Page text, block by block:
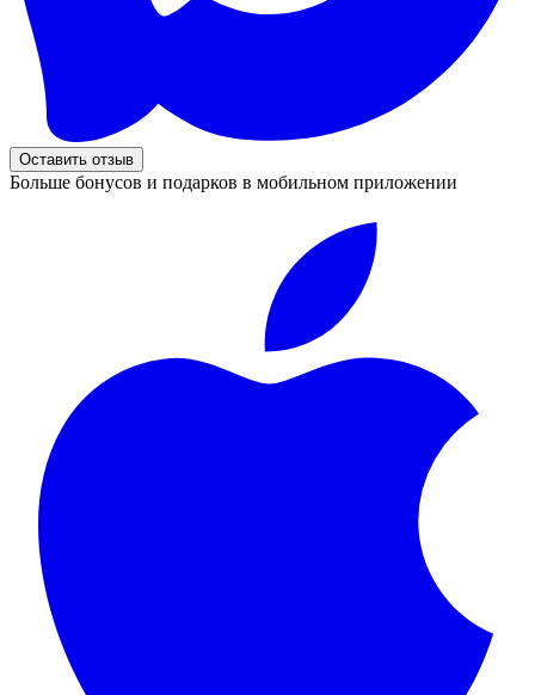
Оставить отзыв
Больше бонусов и подарков в мобильном приложении